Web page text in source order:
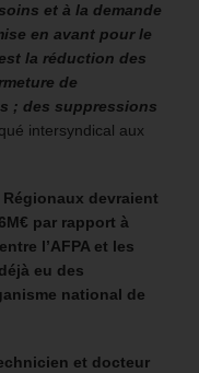
et à la demande
en avant pour le
la réduction des
de
; des suppressions
intersyndical aux
devraient
par rapport à
l’AFPA et les
eu des
national de
et docteur